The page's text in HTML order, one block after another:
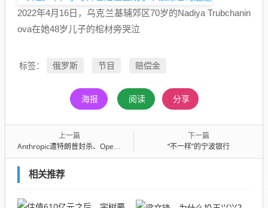
2022年4月16日，乌克兰基辅郊区70岁的Nadiya Trubchanin
ova在她48岁儿子的棺材旁哭泣
标签： 俄罗斯 节目 赔偿金
海报 阅读 分享
上一篇
Anthropic遭特朗普封杀、OpenAI“背刺”，硅谷没有理想？
下一篇
“不一样”的宁波银行
相关推荐